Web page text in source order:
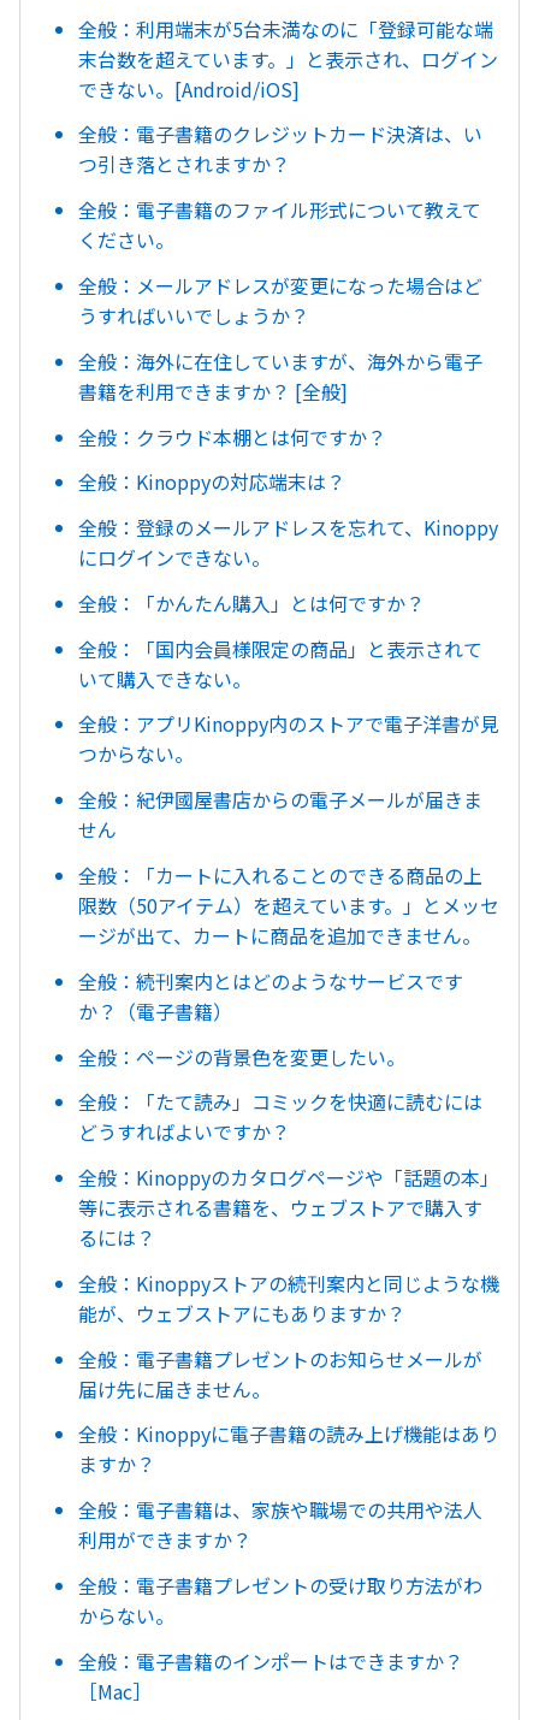
全般：利用端末が5台未満なのに「登録可能な端
末台数を超えています。」と表示され、ログイン
できない。[Android/iOS]
全般：電子書籍のクレジットカード決済は、い
つ引き落とされますか？
全般：電子書籍のファイル形式について教えて
ください。
全般：メールアドレスが変更になった場合はど
うすればいいでしょうか？
全般：海外に在住していますが、海外から電子
書籍を利用できますか？ [全般]
全般：クラウド本棚とは何ですか？
全般：Kinoppyの対応端末は？
全般：登録のメールアドレスを忘れて、Kinoppy
にログインできない。
全般：「かんたん購入」とは何ですか？
全般：「国内会員様限定の商品」と表示されて
いて購入できない。
全般：アプリKinoppy内のストアで電子洋書が見
つからない。
全般：紀伊國屋書店からの電子メールが届きま
せん
全般：「カートに入れることのできる商品の上
限数（50アイテム）を超えています。」とメッセ
ージが出て、カートに商品を追加できません。
全般：続刊案内とはどのようなサービスです
か？（電子書籍）
全般：ページの背景色を変更したい。
全般：「たて読み」コミックを快適に読むには
どうすればよいですか？
全般：Kinoppyのカタログページや「話題の本」
等に表示される書籍を、ウェブストアで購入す
るには？
全般：Kinoppyストアの続刊案内と同じような機
能が、ウェブストアにもありますか？
全般：電子書籍プレゼントのお知らせメールが
届け先に届きません。
全般：Kinoppyに電子書籍の読み上げ機能はあり
ますか？
全般：電子書籍は、家族や職場での共用や法人
利用ができますか？
全般：電子書籍プレゼントの受け取り方法がわ
からない。
全般：電子書籍のインポートはできますか？
［Mac］